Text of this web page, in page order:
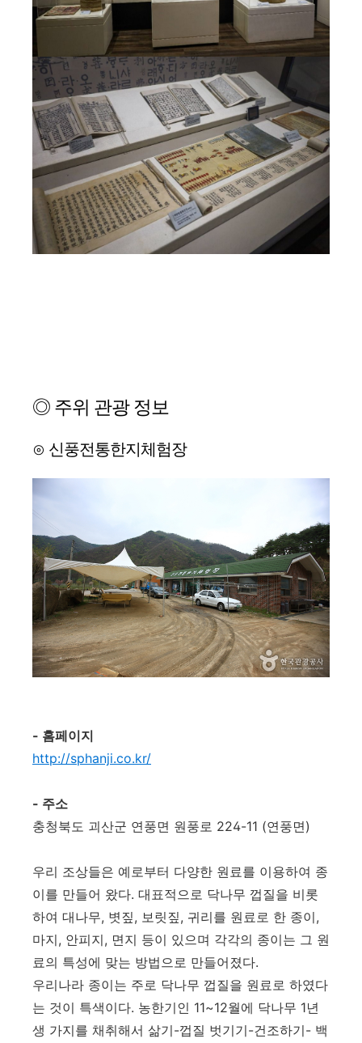
◎ 주위 관광 정보
⊙ 신풍전통한지체험장
- 홈페이지
http://sphanji.co.kr/
- 주소
충청북도 괴산군 연풍면 원풍로 224-11 (연풍면)
우리 조상들은 예로부터 다양한 원료를 이용하여 종
이를 만들어 왔다. 대표적으로 닥나무 껍질을 비롯
하여 대나무, 볏짚, 보릿짚, 귀리를 원료로 한 종이,
마지, 안피지, 면지 등이 있으며 각각의 종이는 그 원
료의 특성에 맞는 방법으로 만들어졌다.
우리나라 종이는 주로 닥나무 껍질을 원료로 하였다
는 것이 특색이다. 농한기인 11~12월에 닥나무 1년
생 가지를 채취해서 삶기-껍질 벗기기-건조하기- 백